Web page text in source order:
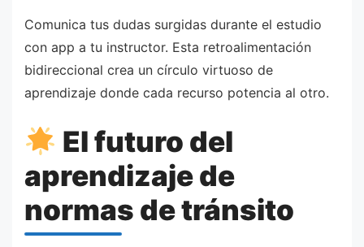
Comunica tus dudas surgidas durante el estudio
con app a tu instructor. Esta retroalimentación
bidireccional crea un círculo virtuoso de
aprendizaje donde cada recurso potencia al otro.
El futuro del
aprendizaje de
normas de tránsito